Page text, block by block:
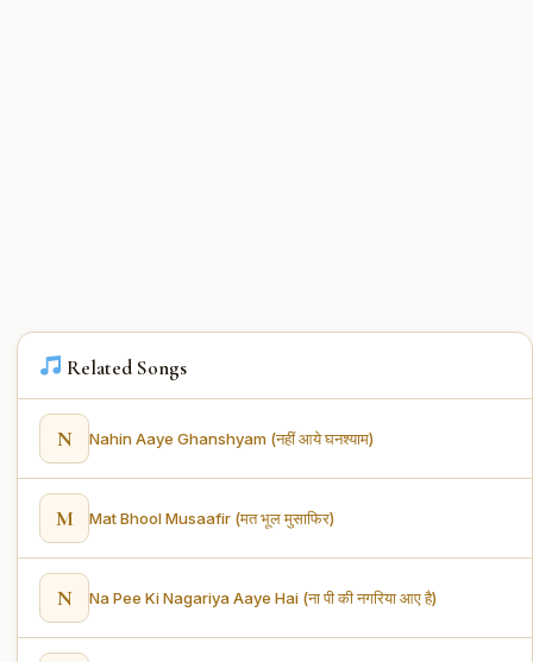
Related Songs
N Nahin Aaye Ghanshyam (नहीं आये घनश्याम)
M Mat Bhool Musaafir (मत भूल मुसाफिर)
N Na Pee Ki Nagariya Aaye Hai (ना पी की नगरिया आए है)